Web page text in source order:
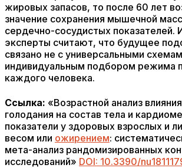
жировых запасов, то после 60 лет
значение сохранения мышечной
сердечно-сосудистых показателей.
эксперты считают, что будущее
связано не с универсальными
индивидуальным подбором режима
каждого человека.
Ссылка: «Возрастной анализ
голодания на состав тела и
показатели у здоровых взрослых и
весом или ожирением:
мета-анализ рандомизированных
исследований» DOI: 10.3390/